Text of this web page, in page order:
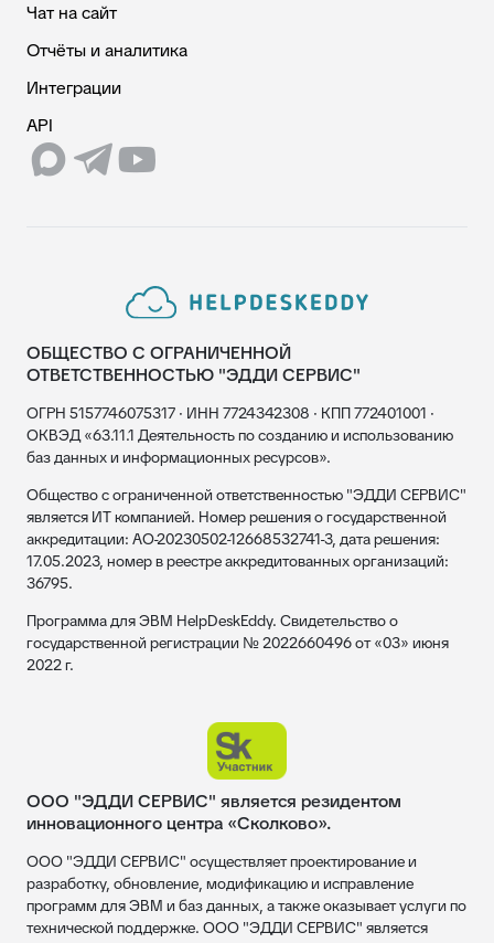
Чат на сайт
Отчёты и аналитика
Интеграции
API
ОБЩЕСТВО С ОГРАНИЧЕННОЙ
ОТВЕТСТВЕННОСТЬЮ "ЭДДИ СЕРВИС"
ОГРН 5157746075317 · ИНН 7724342308 · КПП 772401001 ·
ОКВЭД «63.11.1 Деятельность по созданию и использованию
баз данных и информационных ресурсов».
Общество с ограниченной ответственностью "ЭДДИ СЕРВИС"
является ИТ компанией. Номер решения о государственной
аккредитации: АО-20230502-12668532741-3, дата решения:
17.05.2023, номер в реестре аккредитованных организаций:
36795.
Программа для ЭВМ HelpDeskEddy. Свидетельство о
государственной регистрации № 2022660496 от «03» июня
2022 г.
ООО "ЭДДИ СЕРВИС" является резидентом
инновационного центра «Сколково».
ООО "ЭДДИ СЕРВИС" осуществляет проектирование и
разработку, обновление, модификацию и исправление
программ для ЭВМ и баз данных, а также оказывает услуги по
технической поддержке. ООО "ЭДДИ СЕРВИС" является